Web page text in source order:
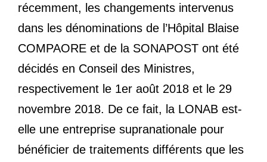
récemment, les changements intervenus
dans les dénominations de l’Hôpital Blaise
COMPAORE et de la SONAPOST ont été
décidés en Conseil des Ministres,
respectivement le 1er août 2018 et le 29
novembre 2018. De ce fait, la LONAB est-
elle une entreprise supranationale pour
bénéficier de traitements différents que les